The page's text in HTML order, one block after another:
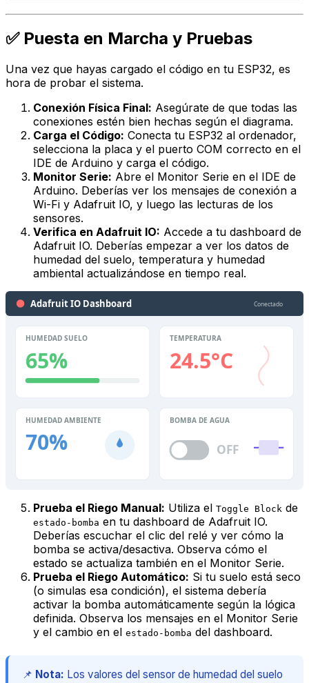
✅ Puesta en Marcha y Pruebas
Una vez que hayas cargado el código en tu ESP32, es
hora de probar el sistema.
Conexión Física Final: Asegúrate de que todas las
conexiones estén bien hechas según el diagrama.
Carga el Código: Conecta tu ESP32 al ordenador,
selecciona la placa y el puerto COM correcto en el
IDE de Arduino y carga el código.
Monitor Serie: Abre el Monitor Serie en el IDE de
Arduino. Deberías ver los mensajes de conexión a
Wi-Fi y Adafruit IO, y luego las lecturas de los
sensores.
Verifica en Adafruit IO: Accede a tu dashboard de
Adafruit IO. Deberías empezar a ver los datos de
humedad del suelo, temperatura y humedad
ambiental actualizándose en tiempo real.
Adafruit IO Dashboard Conectado
HUMEDAD SUELO
65%
TEMPERATURA
24.5°C
HUMEDAD AMBIENTE
70%
BOMBA DE AGUA
OFF
Prueba el Riego Manual: Utiliza el Toggle Block de
estado-bomba en tu dashboard de Adafruit IO.
Deberías escuchar el clic del relé y ver cómo la
bomba se activa/desactiva. Observa cómo el
estado se actualiza también en el Monitor Serie.
Prueba el Riego Automático: Si tu suelo está seco
(o simulas esa condición), el sistema debería
activar la bomba automáticamente según la lógica
definida. Observa los mensajes en el Monitor Serie
y el cambio en el estado-bomba del dashboard.
📌 Nota: Los valores del sensor de humedad del suelo